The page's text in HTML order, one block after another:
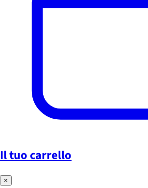
Il tuo carrello
×